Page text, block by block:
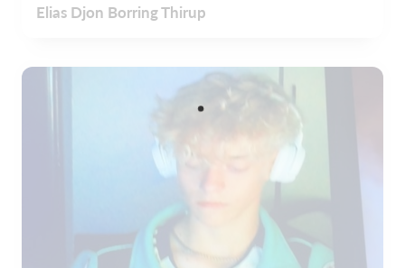
Elias Djon Borring Thirup